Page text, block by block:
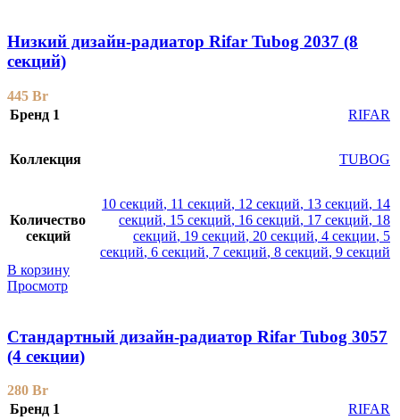
Низкий дизайн-радиатор Rifar Tubog 2037 (8
секций)
445 Br
Бренд 1
RIFAR
Коллекция TUBOG
Количество
секций
10 секций, 11 секций, 12 секций, 13 секций, 14
секций, 15 секций, 16 секций, 17 секций, 18
секций, 19 секций, 20 секций, 4 секции, 5
секций, 6 секций, 7 секций, 8 секций, 9 секций
В корзину
Просмотр
Стандартный дизайн-радиатор Rifar Tubog 3057
(4 секции)
280 Br
Бренд 1
RIFAR